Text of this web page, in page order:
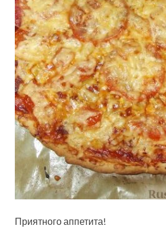
Приятного аппетита!